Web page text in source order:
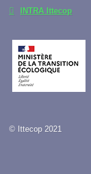
INTRA Ittecop
© Ittecop 2021